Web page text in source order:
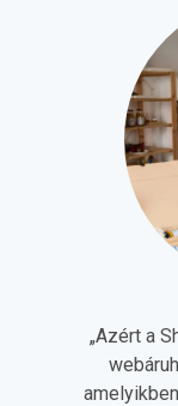
„Azért a